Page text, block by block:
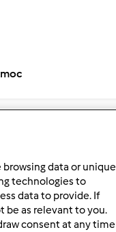
data or unique
technologies to
data to provide. If
be as relevant to you.
consent at any time